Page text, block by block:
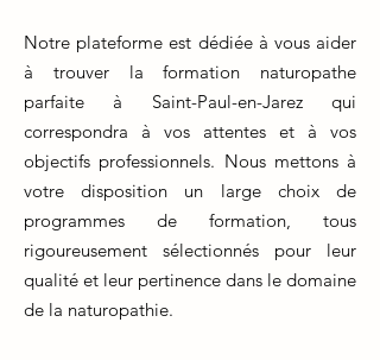
Notre plateforme est dédiée à vous aider
à trouver la formation naturopathe
parfaite à Saint-Paul-en-Jarez qui
correspondra à vos attentes et à vos
objectifs professionnels. Nous mettons à
votre disposition un large choix de
programmes de formation, tous
rigoureusement sélectionnés pour leur
qualité et leur pertinence dans le domaine
de la naturopathie.